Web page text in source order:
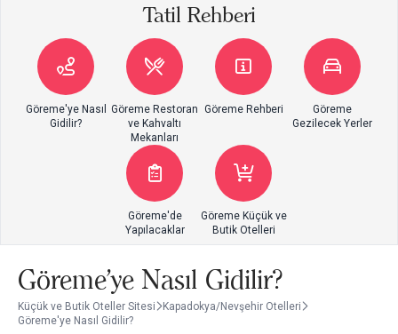
Tatil Rehberi
Göreme'ye Nasıl
Gidilir?
Göreme Restoran
ve Kahvaltı
Mekanları
Göreme Rehberi
Göreme
Gezilecek Yerler
Göreme'de
Yapılacaklar
Göreme Küçük ve
Butik Otelleri
Göreme'ye Nasıl Gidilir?
Küçük ve Butik Oteller Sitesi
Kapadokya/Nevşehir Otelleri
Göreme'ye Nasıl Gidilir?